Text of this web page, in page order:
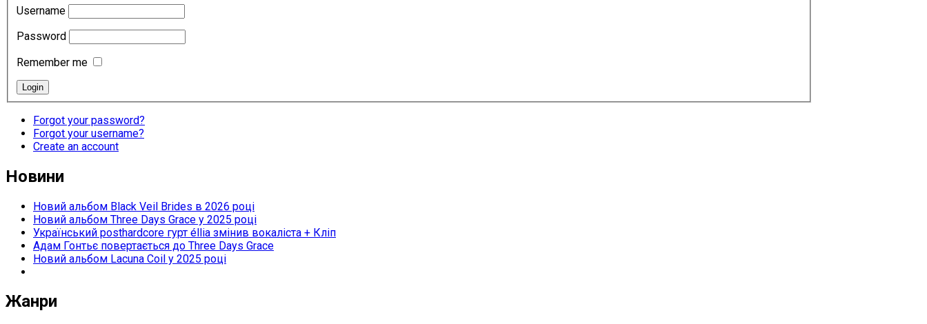
Username
Password
Remember me
Forgot your password?
Forgot your username?
Create an account
Новини
Новий альбом Black Veil Brides в 2026 році
Новий альбом Three Days Grace у 2025 році
Український posthardcore гурт éllia змінив вокаліста + Кліп
Адам Гонтьє повертається до Three Days Grace
Новий альбом Lacuna Coil у 2025 році
Жанри